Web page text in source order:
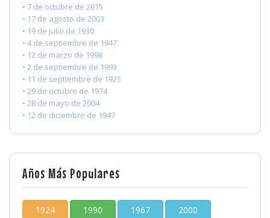
• 7 de octubre de 2015
• 17 de agosto de 2003
• 19 de julio de 1930
• 4 de septiembre de 1947
• 12 de marzo de 1998
• 2 de septiembre de 1993
• 11 de septiembre de 1925
• 29 de octubre de 1974
• 28 de mayo de 2004
• 12 de diciembre de 1947
Años Más Populares
1924 1990 1967
2000